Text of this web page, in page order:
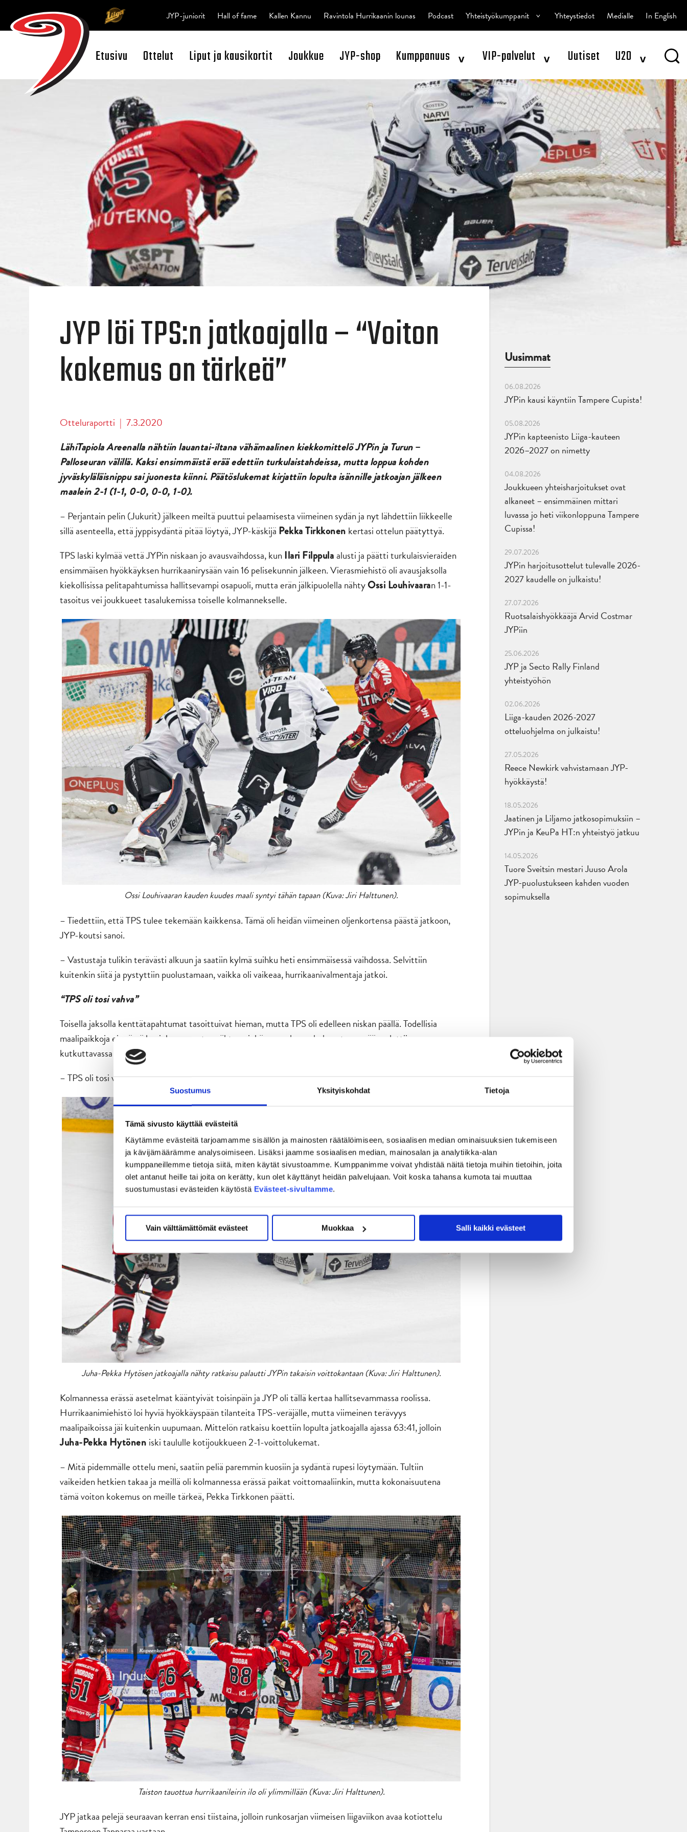
Suostumus Yksityiskohdat Tietoja
Tämä sivusto käyttää evästeitä
Käytämme evästeitä tarjoamamme sisällön ja mainosten räätälöimiseen, sosiaalisen median ominaisuuksien tukemiseen
ja kävijämäärämme analysoimiseen. Lisäksi jaamme sosiaalisen median, mainosalan ja analytiikka-alan
kumppaneillemme tietoja siitä, miten käytät sivustoamme. Kumppanimme voivat yhdistää näitä tietoja muihin tietoihin, joita
olet antanut heille tai joita on kerätty, kun olet käyttänyt heidän palvelujaan. Voit koska tahansa kumota tai muuttaa
suostumustasi evästeiden käytöstä Evästeet-sivultamme.
Vain välttämättömät evästeet Muokkaa Salli kaikki evästeet
Open Search
Etusivu Ottelut Liput ja kausikortit Joukkue JYP-shop Kumppanuus ^ VIP-palvelut ^ Uutiset U20 ^
JYP-juniorit Hall of fame Kallen Kannu Ravintola Hurrikaanin lounas Podcast Yhteistyökumppanit ^ Yhteystiedot Medialle In English
JYP löi TPS:n jatkoajalla – “Voiton
kokemus on tärkeä”
Otteluraportti | 7.3.2020
LähiTapiola Areenalla nähtiin lauantai-iltana vähämaalinen kiekkomittelö JYPin ja Turun–
Palloseuran välillä. Kaksi ensimmäistä erää edettiin turkulaistahdeissa, mutta loppua kohden
jyväskyläläisnippu sai juonesta kiinni. Päätöslukemat kirjattiin lopulta isännille jatkoajan jälkeen
maalein 2-1 (1-1, 0-0, 0-0, 1-0).
– Perjantain pelin (Jukurit) jälkeen meiltä puuttui pelaamisesta viimeinen sydän ja nyt lähdettiin liikkeelle
sillä asenteella, että jyppisydäntä pitää löytyä, JYP-käskijä Pekka Tirkkonen kertasi ottelun päätyttyä.
TPS laski kylmää vettä JYPin niskaan jo avausvaihdossa, kunIlari Filppulaalusti ja päätti turkulaisvieraiden
ensimmäisen hyökkäyksen hurrikaanirysään vain 16 pelisekunnin jälkeen. Vierasmiehistö oli avausjaksolla
kiekollisissa pelitapahtumissa hallitsevampi osapuoli, mutta erän jälkipuolella nähtyOssi Louhivaaran 1-1-
tasoitus vei joukkueet tasalukemissa toiselle kolmannekselle.
Ossi Louhivaaran kauden kuudes maali syntyi tähän tapaan (Kuva: Jiri Halttunen).
– Tiedettiin, että TPS tulee tekemään kaikkensa. Tämä oli heidän viimeinen oljenkortensa päästä jatkoon,
JYP-koutsi sanoi.
– Vastustaja tulikin terävästi alkuun ja saatiin kylmä suihku heti ensimmäisessä vaihdossa. Selvittiin
kuitenkin siitä ja pystyttiin puolustamaan, vaikka oli vaikeaa, hurrikaanivalmentaja jatkoi.
“TPS oli tosi vahva”
Toisella jaksolla kenttätapahtumat tasoittuivat hieman, mutta TPS oli edelleen niskan päällä. Todellisia
maalipaikkoja ei erässä kovinkaan montaa nähty, minkä seurauksena kolmanteen erään edettiin
kutkuttavassa tasatilanteessa.
– TPS oli tosi vahva. He tulivat maalinedustalle röyhkeästi ja laittoivat sinne kiekkoa.
Juha-Pekka Hytösen jatkoajalla nähty ratkaisu palautti JYPin takaisin voittokantaan (Kuva: Jiri Halttunen).
Kolmannessa erässä asetelmat kääntyivät toisinpäin ja JYP oli tällä kertaa hallitsevammassa roolissa.
Hurrikaanimiehistö loi hyviä hyökkäyspään tilanteita TPS-veräjälle, mutta viimeinen terävyys
maalipaikoissa jäi kuitenkin uupumaan. Mittelön ratkaisu koettiin lopulta jatkoajalla ajassa 63:41, jolloin
Juha-Pekka Hytönen iski taululle kotijoukkueen 2-1-voittolukemat.
– Mitä pidemmälle ottelu meni, saatiin peliä paremmin kuosiin ja sydäntä rupesi löytymään. Tultiin
vaikeiden hetkien takaa ja meillä oli kolmannessa erässä paikat voittomaaliinkin, mutta kokonaisuutena
tämä voiton kokemus on meille tärkeä, Pekka Tirkkonen päätti.
Taiston tauottua hurrikaanileirin ilo oli ylimmillään (Kuva: Jiri Halttunen).
JYP jatkaa pelejä seuraavan kerran ensi tiistaina, jolloin runkosarjan viimeisen liigaviikon avaa kotiottelu
Uusimmat
06.08.2026
JYPin kausi käyntiin Tampere Cupista!
05.08.2026
JYPin kapteenisto Liiga-kauteen
2026–2027 on nimetty
04.08.2026
Joukkueen yhteisharjoitukset ovat
alkaneet – ensimmäinen mittari
luvassa jo heti viikonloppuna Tampere
Cupissa!
29.07.2026
JYPin harjoitusottelut tulevalle 2026-
2027 kaudelle on julkaistu!
27.07.2026
Ruotsalaishyökkääjä Arvid Costmar
JYPiin
25.06.2026
JYP ja Secto Rally Finland
yhteistyöhön
02.06.2026
Liiga-kauden 2026-2027
otteluohjelma on julkaistu!
27.05.2026
Reece Newkirk vahvistamaan JYP-
hyökkäystä!
18.05.2026
Jaatinen ja Liljamo jatkosopimuksiin –
JYPin ja KeuPa HT:n yhteistyö jatkuu
14.05.2026
Tuore Sveitsin mestari Juuso Arola
JYP-puolustukseen kahden vuoden
sopimuksella